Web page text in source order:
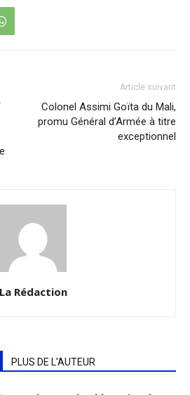
Article suivant
Colonel Assimi Goïta du Mali,
promu Général d’Armée à titre
exceptionnel
La Rédaction
PLUS DE L'AUTEUR